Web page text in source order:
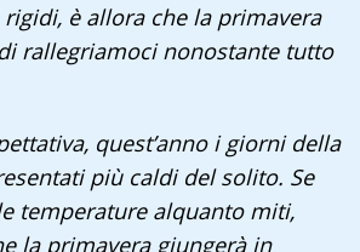
è allora che la primavera
rallegriamoci nonostante tutto
quest’anno i giorni della
più caldi del solito. Se
temperature alquanto miti,
la primavera giungerà in